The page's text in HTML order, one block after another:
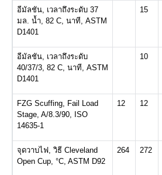
อีมัลชัน, เวลาถึงระดับ37
มล. น้ำ, 82 C, นาที, ASTM
D1401
15
อีมัลชัน, เวลาถึงระดับ
40/37/3, 82 C, นาที, ASTM
D1401
10
FZG Scuffing, Fail Load
Stage, A/8.3/90, ISO
14635-1
12 12
จุดวาบไฟ, วิธี Cleveland
Open Cup, °C, ASTM D92
264 272